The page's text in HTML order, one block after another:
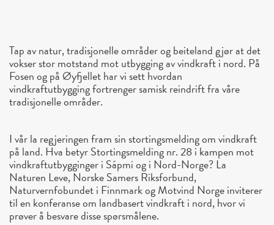
Tap av natur, tradisjonelle områder og beiteland gjør at det
vokser stor motstand mot utbygging av vindkraft i nord. På
Fosen og på Øyfjellet har vi sett hvordan
vindkraftutbygging fortrenger samisk reindrift fra våre
tradisjonelle områder.
I vår la regjeringen fram sin stortingsmelding om vindkraft
på land. Hva betyr Stortingsmelding nr. 28 i kampen mot
vindkraftutbygginger i Sápmi og i Nord-Norge? La
Naturen Leve, Norske Samers Riksforbund,
Naturvernfobundet i Finnmark og Motvind Norge inviterer
til en konferanse om landbasert vindkraft i nord, hvor vi
prøver å besvare disse spørsmålene.